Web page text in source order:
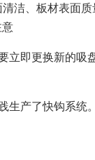
洁、板材表面质
即更换新的吸
产了快钩系统。